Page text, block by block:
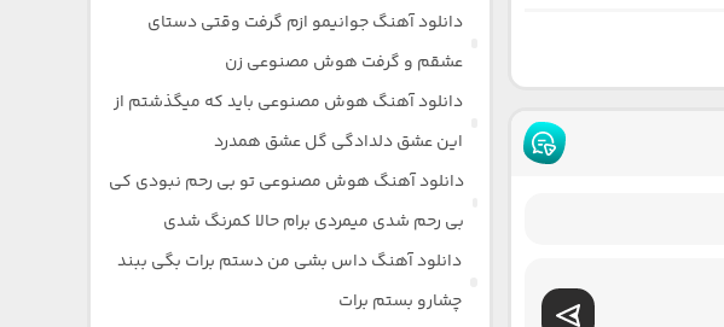
دانلود آهنگ جوانیمو ازم گرفت وقتی دستای
عشقم و گرفت هوش مصنوعی زن
دانلود آهنگ هوش مصنوعی باید که میگذشتم از
این عشق دلدادگی گل عشق همدرد
دانلود آهنگ هوش مصنوعی تو بی رحم نبودی کی
بی رحم شدی میمردی برام حالا کمرنگ شدی
دانلود آهنگ داس بشی من دستم برات بگی ببند
چشارو بستم برات